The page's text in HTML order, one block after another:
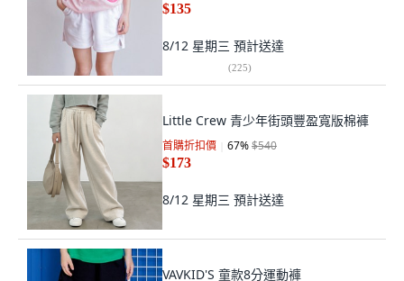
$135
8/12 星期三 預計送達
(225)
Little Crew 青少年街頭豐盈寬版棉褲
首購折扣價 67%$540
$173
8/12 星期三 預計送達
VAVKID'S 童款8分運動褲